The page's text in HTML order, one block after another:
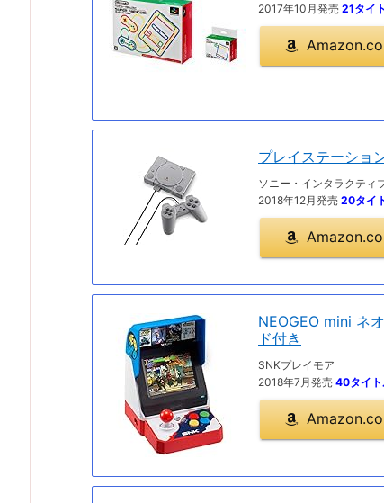
2017年10月発売 21タイ
プレイステーショ
ソニー・インタラクティ
2018年12月発売 20タイ
NEOGEO mini ネ
ド付き
SNKプレイモア
2018年7月発売 40タイト